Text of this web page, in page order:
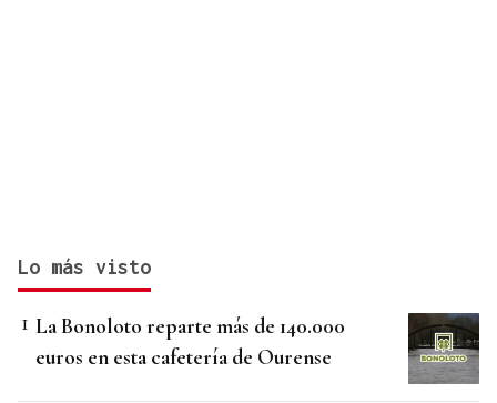
Lo más visto
La Bonoloto reparte más de 140.000
euros en esta cafetería de Ourense